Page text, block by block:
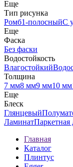
Еще
Тип рисунка
Ромб1-полосныйС
Еще
Фаска
Без фаски
Водостойкость
Влагостойкий
Толщина
7 мм8 мм9 мм10 мм
Еще
Блеск
Глянцевый
ЛаминатПаркетная
Главная
Каталог
Плинтус